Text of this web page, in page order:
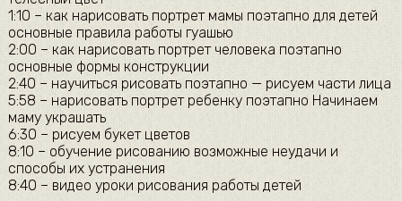
1:10 – как нарисовать портрет мамы поэтапно для детей
основные правила работы гуашью
2:00 – как нарисовать портрет человека поэтапно
основные формы конструкции
2:40 – научиться рисовать поэтапно — рисуем части лица
5:58 – нарисовать портрет ребенку поэтапно Начинаем
маму украшать
6:30 – рисуем букет цветов
8:10 – обучение рисованию возможные неудачи и
способы их устранения
8:40 – видео уроки рисования работы детей